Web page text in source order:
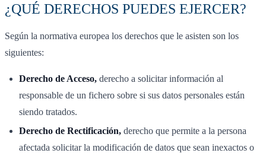
¿QUÉ DERECHOS PUEDES EJERCER?
Según la normativa europea los derechos que le asisten son los
siguientes:
Derecho de Acceso, derecho a solicitar información al
responsable de un fichero sobre si sus datos personales están
siendo tratados.
Derecho de Rectificación, derecho que permite a la persona
afectada solicitar la modificación de datos que sean inexactos o